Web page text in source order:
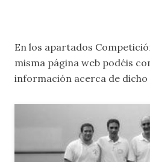
En los apartados
misma página web podéis
información acerca de